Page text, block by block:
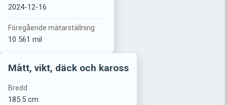
2024-12-16
Föregående mätarställning
10 561 mil
Mått, vikt, däck och kaross
Bredd
185.5 cm